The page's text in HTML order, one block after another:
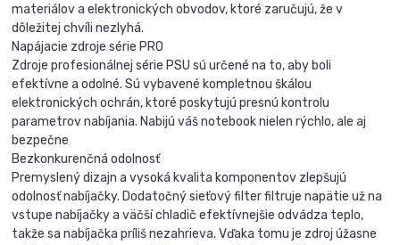
materiálov a elektronických obvodov, ktoré zaručujú, že v
dôležitej chvíli nezlyhá.
Napájacie zdroje série PRO
Zdroje profesionálnej série PSU sú určené na to, aby boli
efektívne a odolné. Sú vybavené kompletnou škálou
elektronických ochrán, ktoré poskytujú presnú kontrolu
parametrov nabíjania. Nabijú váš notebook nielen rýchlo, ale aj
bezpečne
Bezkonkurenčná odolnosť
Premyslený dizajn a vysoká kvalita komponentov zlepšujú
odolnosť nabíjačky. Dodatočný sieťový filter filtruje napätie už na
vstupe nabíjačky a väčší chladič efektívnejšie odvádza teplo,
takže sa nabíjačka príliš nezahrieva. Vďaka tomu je zdroj úžasne